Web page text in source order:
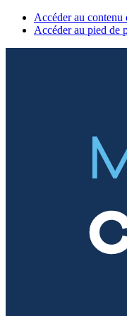
Accéder au contenu
Accéder au pied de